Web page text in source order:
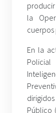
la
cuerpos
En la
Público